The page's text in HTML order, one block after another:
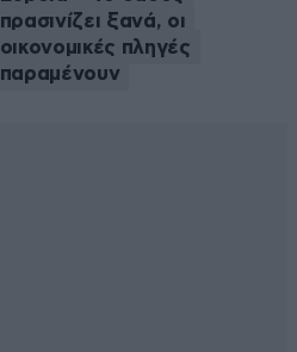
πρασινίζει ξανά, οι
οικονομικές πληγές
παραμένουν